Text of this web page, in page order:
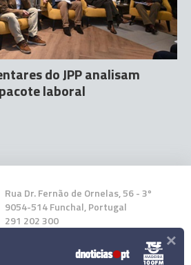
do JPP analisam
laboral
Rua Dr. Fernão de Ornelas, 56 - 3º
9054-514 Funchal, Portugal
291 202 300
Instale a nossa App ×